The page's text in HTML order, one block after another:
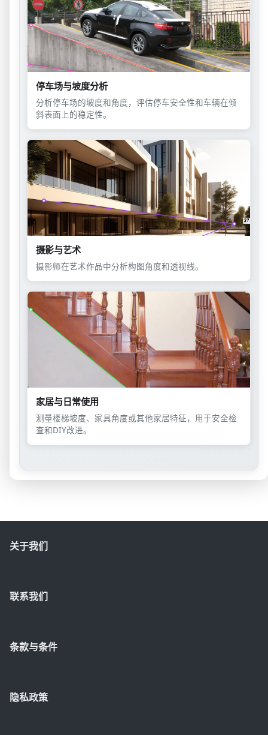
停车场与坡度分析
分析停车场的坡度和角度，评估停车安全性和车辆在倾
斜表面上的稳定性。
摄影与艺术
摄影师在艺术作品中分析构图角度和透视线。
家居与日常使用
测量楼梯坡度、家具角度或其他家居特征，用于安全检
查和DIY改进。
关于我们
联系我们
条款与条件
隐私政策